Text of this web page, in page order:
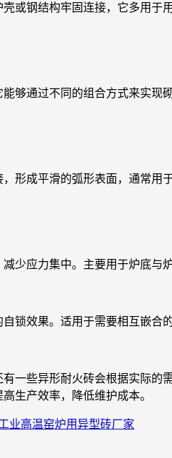
钢结构牢固连接，它多用于用
通过不同的组合方式来实现
成平滑的弧形表面，通常用
应力集中。主要用于炉底与炉
效果。适用于需要相互嵌合
些异形耐火砖会根据实际的
生产效率，降低维护成本。
业高温窑炉用异型砖厂家